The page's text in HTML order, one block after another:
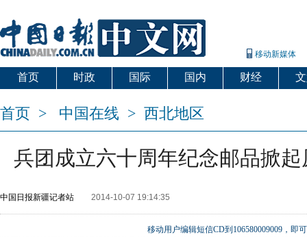
移动新媒体
首页 时政 国际 国内 财经
首页 > 中国在线 > 西北地区
兵团成立六十周年纪念邮品掀
中国日报新疆记者站 2014-10-07 19:14:35
移动用户编辑短信CD到106580009009，即